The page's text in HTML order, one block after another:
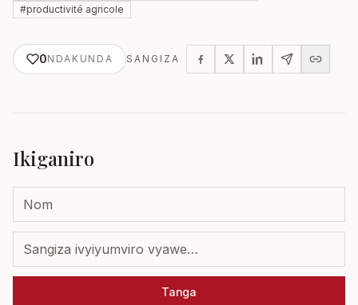
#productivité agricole
0NDAKUNDA SANGIZA
Ikiganiro
Tanga